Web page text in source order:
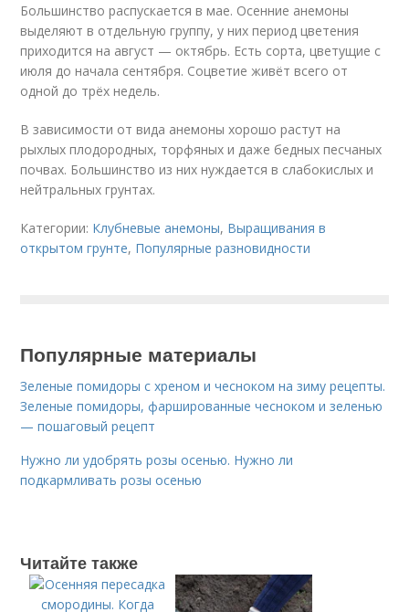
Большинство распускается в мае. Осенние анемоны
выделяют в отдельную группу, у них период цветения
приходится на август — октябрь. Есть сорта, цветущие с
июля до начала сентября. Соцветие живёт всего от
одной до трёх недель.
В зависимости от вида анемоны хорошо растут на
рыхлых плодородных, торфяных и даже бедных песчаных
почвах. Большинство из них нуждается в слабокислых и
нейтральных грунтах.
Категории: Клубневые анемоны, Выращивания в
открытом грунте, Популярные разновидности
Популярные материалы
Зеленые помидоры с хреном и чесноком на зиму рецепты.
Зеленые помидоры, фаршированные чесноком и зеленью
— пошаговый рецепт
Нужно ли удобрять розы осенью. Нужно ли
подкармливать розы осенью
Читайте также